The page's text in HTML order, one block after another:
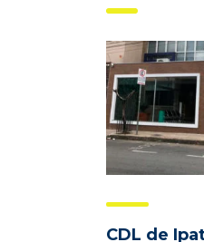
CDL de